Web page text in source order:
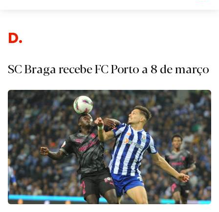
Despo
SC Braga recebe FC Porto a 8 de março